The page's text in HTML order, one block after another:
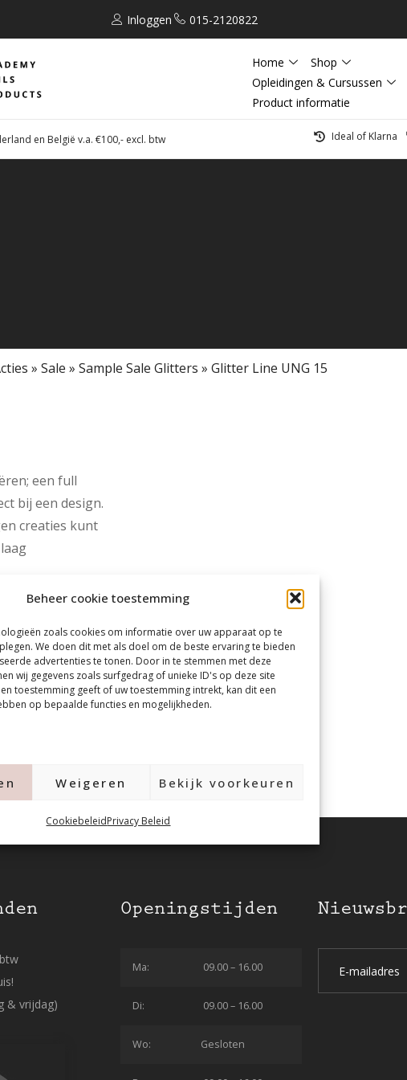
Beheer cookie toestemming
zoals cookies om informatie over uw apparaat op te
We doen dit met als doel om de beste ervaring te bieden
advertenties te tonen. Door in te stemmen met deze
wij gegevens zoals surfgedrag of unieke ID's op deze site
toestemming geeft of uw toestemming intrekt, kan dit een
op bepaalde functies en mogelijkheden.
Weigeren Bekijk voorkeuren
CookiebeleidPrivacy Beleid
Inloggen 015-2120822
Home
Shop
Opleidingen & Cursussen
Product informatie
en België v.a. €100,- excl. btw Ideal of Klarna
» Sale » Sample Sale Glitters » Glitter Line UNG 15
een full
bij een design.
creaties kunt
& vrijdag)
Openingstijden
Ma: 09.00 – 16.00
Di: 09.00 – 16.00
Wo: Gesloten